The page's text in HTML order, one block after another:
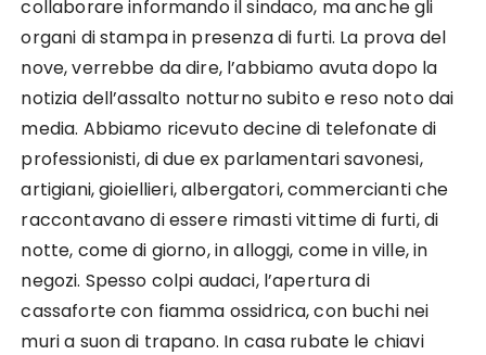
collaborare informando il sindaco, ma anche gli
organi di stampa in presenza di furti. La prova del
nove, verrebbe da dire, l’abbiamo avuta dopo la
notizia dell’assalto notturno subito e reso noto dai
media. Abbiamo ricevuto decine di telefonate di
professionisti, di due ex parlamentari savonesi,
artigiani, gioiellieri, albergatori, commercianti che
raccontavano di essere rimasti vittime di furti, di
notte, come di giorno, in alloggi, come in ville, in
negozi. Spesso colpi audaci, l’apertura di
cassaforte con fiamma ossidrica, con buchi nei
muri a suon di trapano. In casa rubate le chiavi